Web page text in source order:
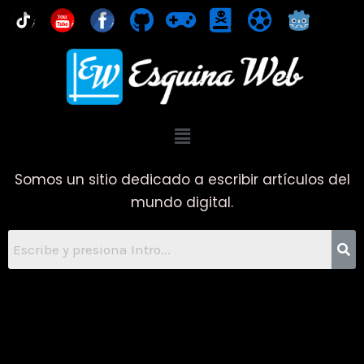
contenido
You
Menú
Somos un sitio dedicado a escribir artículos del
mundo digital.